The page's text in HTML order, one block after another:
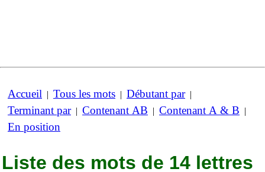
Accueil | Tous les mots | Débutant par|
Terminant par| Contenant AB | Contenant A & B |
En position
Liste des mots de 14 lettres